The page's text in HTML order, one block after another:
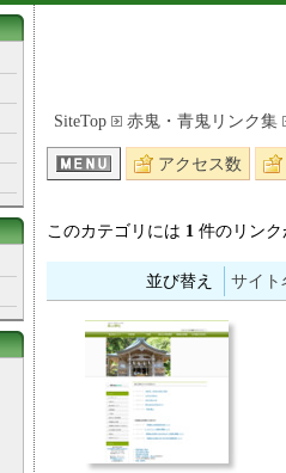
SiteTop 赤鬼・青鬼リンク集
アクセス数
このカテゴリには 1 件のリン
並び替え サイト